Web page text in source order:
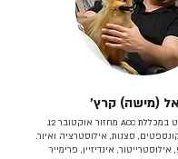
(מישה) קרץ׳
בוגר מסלול הארט במכללת ACC מחזור אוקטובר 12.
סצנות, אילוסטרציה ואיור.
אינדיזיין, פרימייר